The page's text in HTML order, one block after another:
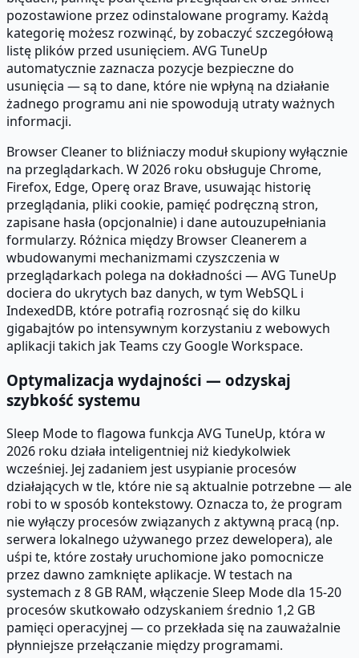
pozostawione przez odinstalowane programy. Każdą
kategorię możesz rozwinąć, by zobaczyć szczegółową
listę plików przed usunięciem. AVG TuneUp
automatycznie zaznacza pozycje bezpieczne do
usunięcia — są to dane, które nie wpłyną na działanie
żadnego programu ani nie spowodują utraty ważnych
informacji.
Browser Cleaner to bliźniaczy moduł skupiony wyłącznie
na przeglądarkach. W 2026 roku obsługuje Chrome,
Firefox, Edge, Operę oraz Brave, usuwając historię
przeglądania, pliki cookie, pamięć podręczną stron,
zapisane hasła (opcjonalnie) i dane autouzupełniania
formularzy. Różnica między Browser Cleanerem a
wbudowanymi mechanizmami czyszczenia w
przeglądarkach polega na dokładności — AVG TuneUp
dociera do ukrytych baz danych, w tym WebSQL i
IndexedDB, które potrafią rozrosnąć się do kilku
gigabajtów po intensywnym korzystaniu z webowych
aplikacji takich jak Teams czy Google Workspace.
Optymalizacja wydajności — odzyskaj
szybkość systemu
Sleep Mode to flagowa funkcja AVG TuneUp, która w
2026 roku działa inteligentniej niż kiedykolwiek
wcześniej. Jej zadaniem jest usypianie procesów
działających w tle, które nie są aktualnie potrzebne — ale
robi to w sposób kontekstowy. Oznacza to, że program
nie wyłączy procesów związanych z aktywną pracą (np.
serwera lokalnego używanego przez dewelopera), ale
uśpi te, które zostały uruchomione jako pomocnicze
przez dawno zamknięte aplikacje. W testach na
systemach z 8 GB RAM, włączenie Sleep Mode dla 15-20
procesów skutkowało odzyskaniem średnio 1,2 GB
pamięci operacyjnej — co przekłada się na zauważalnie
płynniejsze przełączanie między programami.